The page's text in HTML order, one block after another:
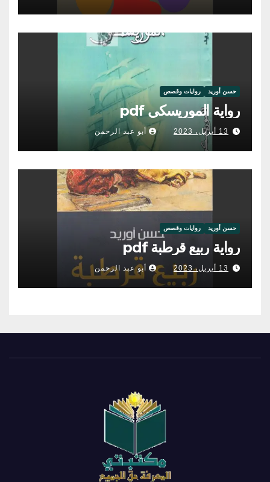
حسن أوريد روايات وقصص
رواية الموريسكي pdf
13 أبريل، 2023 أبو عبد الرحمن
حسن أوريد روايات وقصص
رواية ربيع قرطبة pdf
13 أبريل، 2023 أبو عبد الرحمن